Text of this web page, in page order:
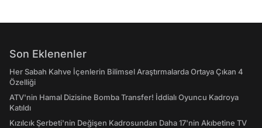
Son Eklenenler
Her Sabah Kahve İçenlerin Bilimsel Araştırmalarda Ortaya Çıkan 4
Özelliği
ATV'nin Hamal Dizisine Bomba Transfer! İddialı Oyuncu Kadroya
Katıldı
Kızılcık Şerbeti'nin Değişen Kadrosundan Daha 17'nin Akıbetine TV